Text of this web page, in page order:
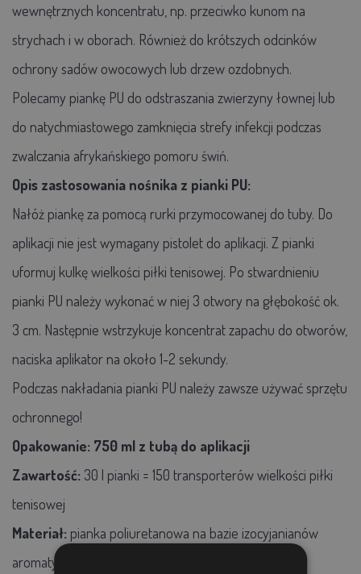
wewnętrznych koncentratu, np. przeciwko kunom na
strychach i w oborach. Również do krótszych odcinków
ochrony sadów owocowych lub drzew ozdobnych.
Polecamy piankę PU do odstraszania zwierzyny łownej lub
do natychmiastowego zamknięcia strefy infekcji podczas
zwalczania afrykańskiego pomoru świń.
Opis zastosowania nośnika z pianki PU:
Nałóż piankę za pomocą rurki przymocowanej do tuby. Do
aplikacji nie jest wymagany pistolet do aplikacji. Z pianki
uformuj kulkę wielkości piłki tenisowej. Po stwardnieniu
pianki PU należy wykonać w niej 3 otwory na głębokość ok.
3 cm. Następnie wstrzykuje koncentrat zapachu do otworów,
naciska aplikator na około 1-2 sekundy.
Podczas nakładania pianki PU należy zawsze używać sprzętu
ochronnego!
Opakowanie: 750 ml z tubą do aplikacji
Zawartość: 30 l pianki = 150 transporterów wielkości piłki
tenisowej
Materiał: pianka poliuretanowa na bazie izocyjanianów
aromatycznych